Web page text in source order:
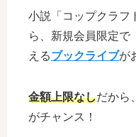
小説「コップクラフ
ら、新規会員限定で
えるブックライブが
金額上限なしだから
がチャンス！